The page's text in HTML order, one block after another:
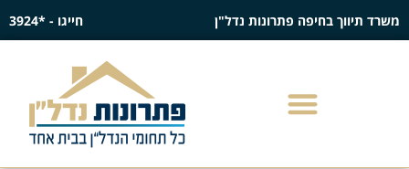
משרד תיווך בחיפה פתרונות נדל"ן חייגו - *3924